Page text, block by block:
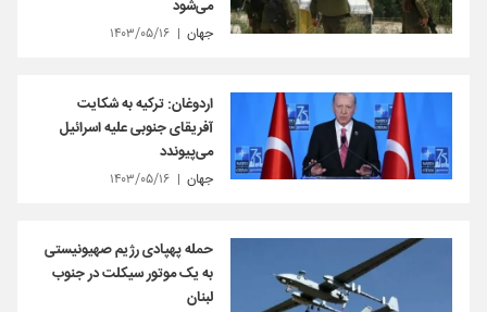
می‌شود
جهان ۱۴۰۳/۰۵/۱۶
اردوغان: ترکیه به شکایت
آفریقای جنوبی علیه اسرائیل
می‌پیوندد
جهان ۱۴۰۳/۰۵/۱۶
حمله پهپادی رژیم صهیونیستی
به یک موتور سیکلت در جنوب
لبنان